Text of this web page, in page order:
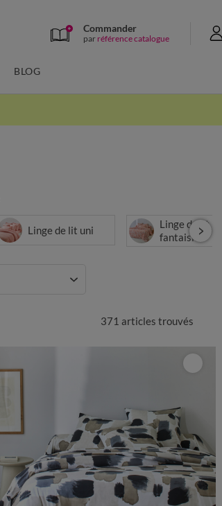
Commander
par référence catalogue
BLOG
Linge de lit uni
Linge de lit
fantaisie
371 articles trouvés